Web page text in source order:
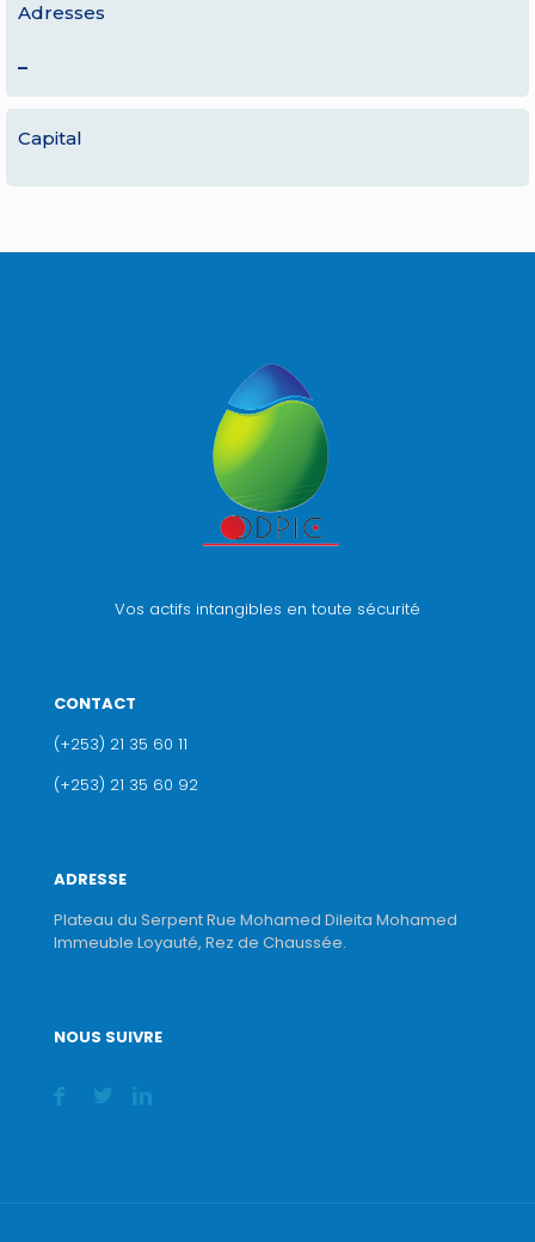
Adresses
–
Capital
Vos actifs intangibles en toute sécurité
CONTACT
(+253) 21 35 60 11
(+253) 21 35 60 92
ADRESSE
Plateau du Serpent Rue Mohamed Dileita Mohamed
Immeuble Loyauté, Rez de Chaussée.
NOUS SUIVRE